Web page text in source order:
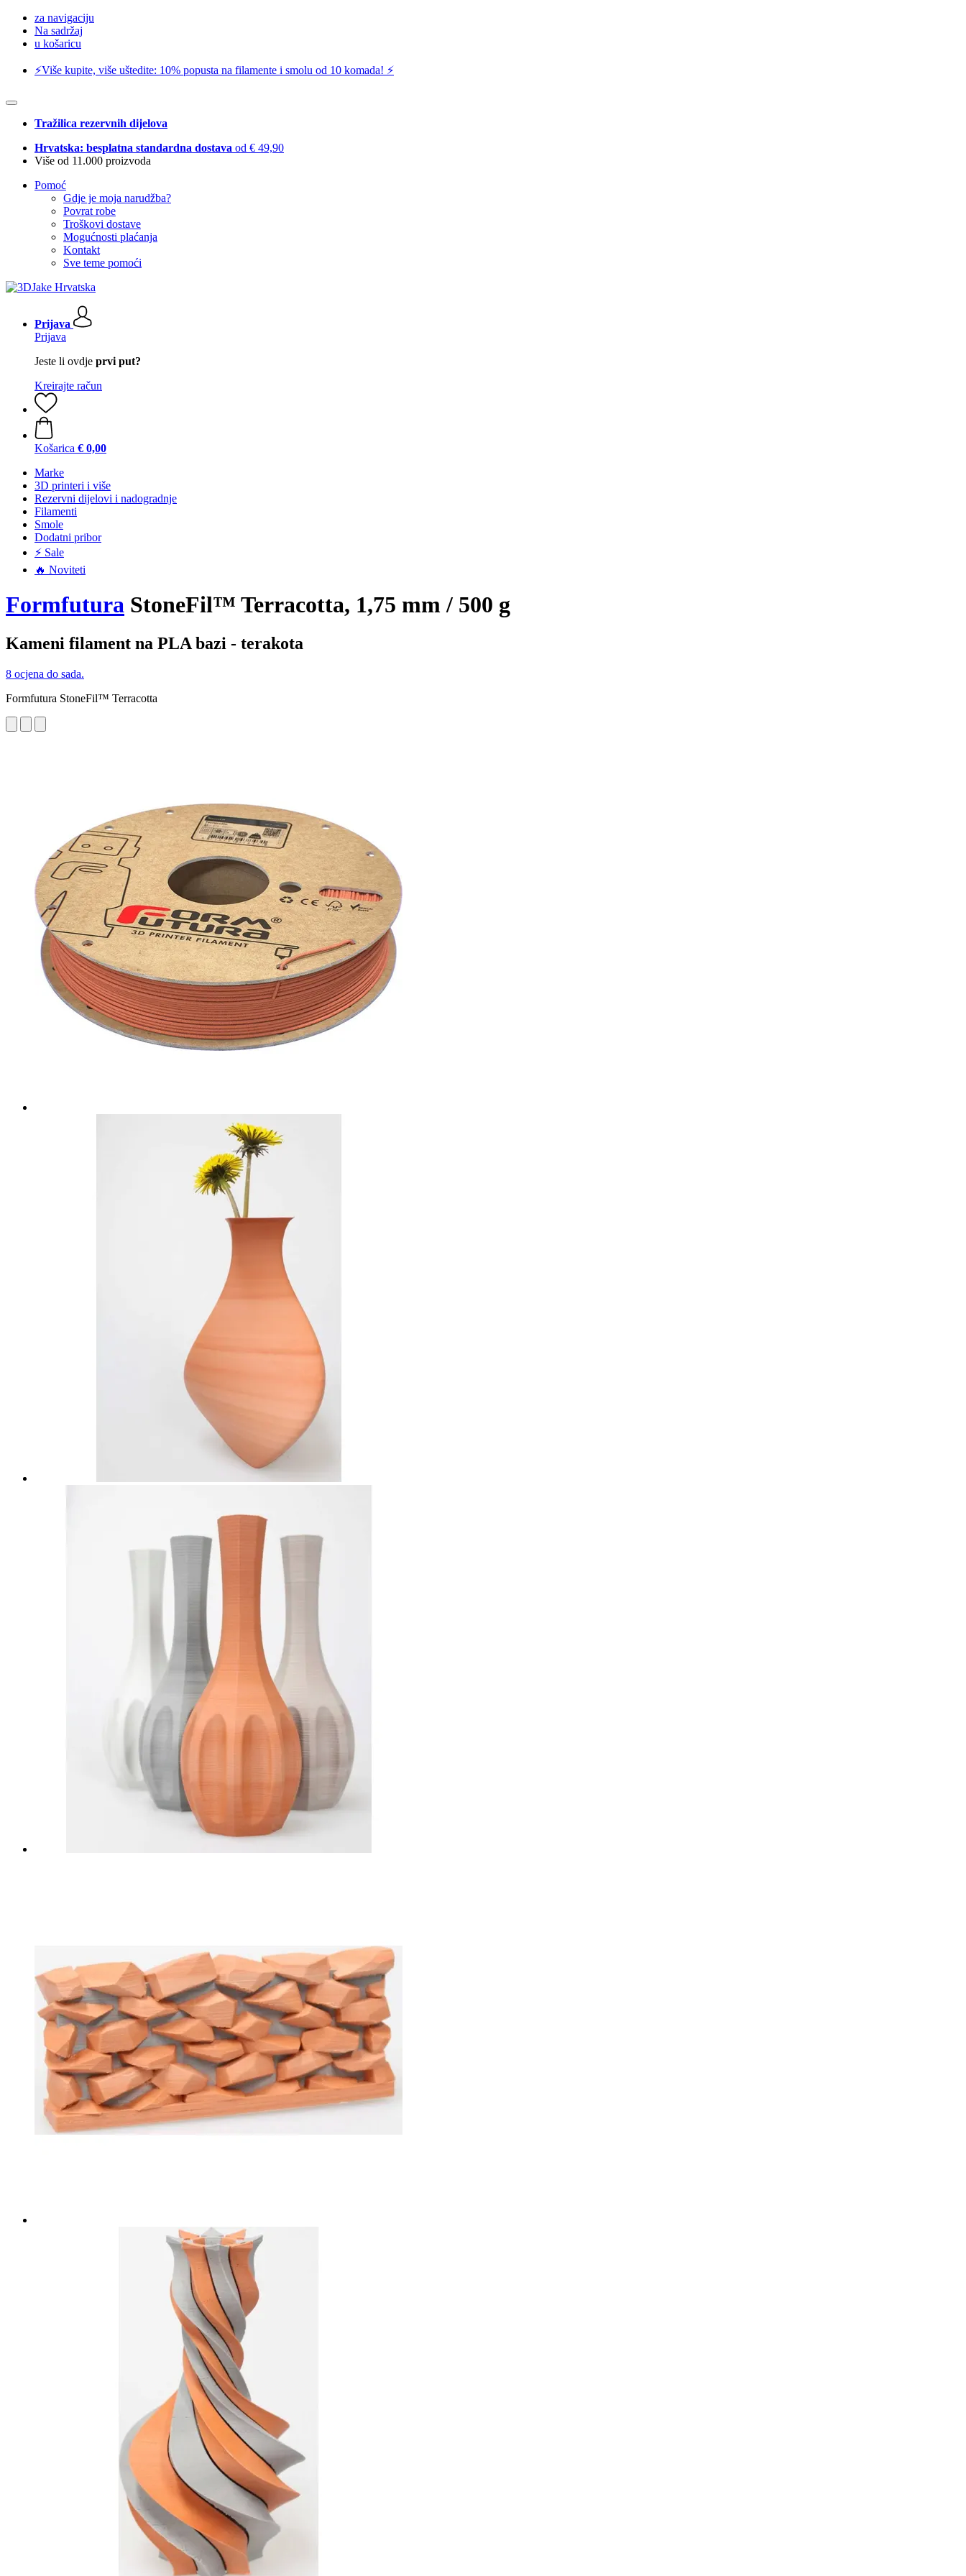
za navigaciju
Na sadržaj
u košaricu
⚡️Više kupite, više uštedite: 10% popusta na filamente i smolu od 10 komada! ⚡️
Tražilica rezervnih dijelova
Hrvatska: besplatna standardna dostava od € 49,90
Više od 11.000 proizvoda
Pomoć
Gdje je moja narudžba?
Povrat robe
Troškovi dostave
Mogućnosti plaćanja
Kontakt
Sve teme pomoći
Prijava
Prijava
Jeste li ovdje prvi put?
Kreirajte račun
Košarica € 0,00
Marke
3D printeri i više
Rezervni dijelovi i nadogradnje
Filamenti
Smole
Dodatni pribor
⚡ Sale
🔥 Noviteti
Formfutura StoneFil™ Terracotta, 1,75 mm / 500 g
Kameni filament na PLA bazi - terakota
8 ocjena do sada.
Formfutura StoneFil™ Terracotta